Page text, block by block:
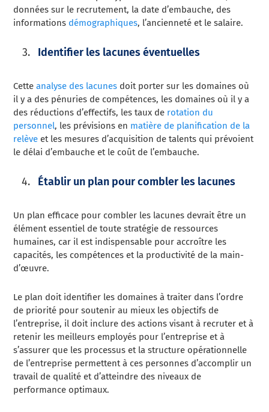
données sur le recrutement, la date d’embauche, des
informations démographiques, l’ancienneté et le salaire.
Identifier les lacunes éventuelles
Cetteanalyse des lacunes doit porter sur les domaines où
il y a des pénuries de compétences, les domaines où il y a
des réductions d’effectifs, les taux de rotation du
personnel, les prévisions en matière de planification de la
relève et les mesures d’acquisition de talents qui prévoient
le délai d’embauche et le coût de l’embauche.
Établir un plan pour combler les lacunes
Un plan efficace pour combler les lacunes devrait être un
élément essentiel de toute stratégie de ressources
humaines, car il est indispensable pour accroître les
capacités, les compétences et la productivité de la main-
d’œuvre.
Le plan doit identifier les domaines à traiter dans l’ordre
de priorité pour soutenir au mieux les objectifs de
l’entreprise, il doit inclure des actions visant à recruter et à
retenir les meilleurs employés pour l’entreprise et à
s’assurer que les processus et la structure opérationnelle
de l’entreprise permettent à ces personnes d’accomplir un
travail de qualité et d’atteindre des niveaux de
performance optimaux.